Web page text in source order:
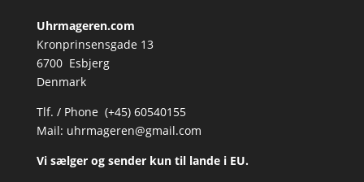
Uhrmageren.com
Kronprinsensgade 13
6700 Esbjerg
Denmark
Tlf. / Phone (+45) 60540155
Mail: uhrmageren@gmail.com
Vi sælger og sender kun til lande i EU.